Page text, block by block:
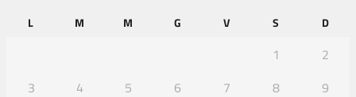
L M M G V S D
1
2
3
4 5 6 7 8
9